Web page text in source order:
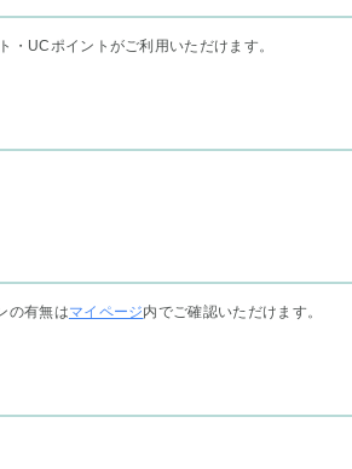
UCポイントがご利用いただけます。
の有無はマイページ内でご確認いただけます。